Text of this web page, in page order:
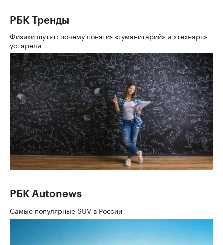
РБК Тренды
Физики шутят: почему понятия «гуманитарий» и «технарь»
устарели
РБК Autonews
Самые популярные SUV в России